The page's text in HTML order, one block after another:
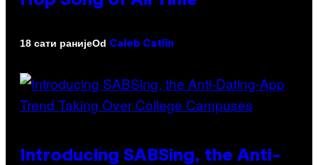
18 сати ранијеOd Caleb Catlin
Introducing SABSing, the Anti-